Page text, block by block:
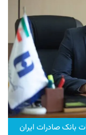
بانک صادرات ایران